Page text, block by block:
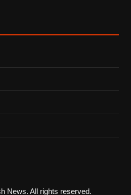
News. All rights reserved.